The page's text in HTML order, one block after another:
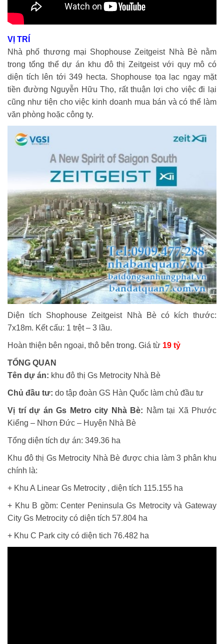
VỊ TRÍ
Nhà phố thương mại Shophouse Zeitgeist Nhà Bè nằm
trong tổng thể dự án khu đô thị Zeitgeist với quy mô có
diện tích lên tới 349 hecta. Shophouse tọa lạc ngay mặt
tiền đường Nguyễn Hữu Thọ, rất thuận lợi cho việc đi lại
cũng như tiện cho việc kinh doanh mua bán và có thể làm
văn phòng hoặc công ty.
Diện tích Shophouse Zeitgeist Nhà Bè có kích thước:
7x18m. Kết cấu: 1 trệt – 3 lầu.
Hoàn thiện bên ngoại, thô bên trong. Giá từ 19 tỷ
TỔNG QUAN
Tên dự án: khu đô thị Gs Metrocity Nhà Bè
Chủ đầu tư: do tập đoàn GS Hàn Quốc làm chủ đầu tư
Vị trí dự án Gs Metro city Nhà Bè: Nằm tại Xã Phước
Kiểng – Nhơn Đức – Huyện Nhà Bè
Tổng diện tích dự án: 349.36 ha
Khu đô thị Gs Metrocity Nhà Bè được chia làm 3 phân khu
chính là:
+ Khu A Linear Gs Metrocity , diện tích 115.155 ha
+ Khu B gồm: Center Peninsula Gs Metrocity và Gateway
City Gs Metrocity có diện tích 57.804 ha
+ Khu C Park city có diện tich 76.482 ha